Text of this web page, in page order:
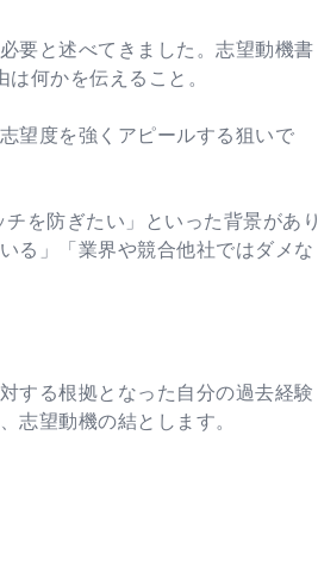
要と述べてきました。志望動機書
何かを伝えること。
望度を強くアピールする狙いで
を防ぎたい」といった背景があり
る」「業界や競合他社ではダメな
する根拠となった自分の過去経験
志望動機の結とします。